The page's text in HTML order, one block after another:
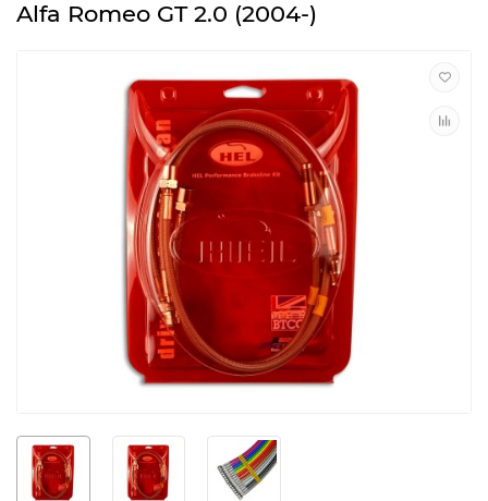
Alfa Romeo GT 2.0 (2004-)